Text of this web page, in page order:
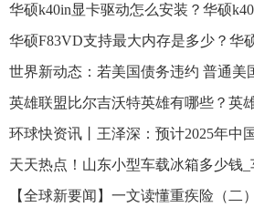
华硕k40in显卡驱动怎么安装？华硕
华硕F83VD支持最大内存是多少？华
世界新动态：若美国债务违约 普通美
天天热点！山东小型车载冰箱多少钱
【全球新要闻】一文读懂重疾险（二